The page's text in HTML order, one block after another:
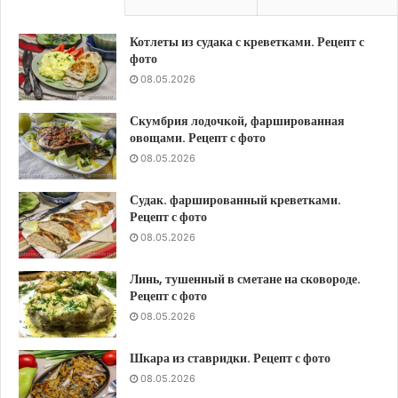
Котлеты из судака с креветками. Рецепт с
фото
08.05.2026
Скумбрия лодочкой, фаршированная
овощами. Рецепт с фото
08.05.2026
Судак. фаршированный креветками.
Рецепт с фото
08.05.2026
Линь, тушенный в сметане на сковороде.
Рецепт с фото
08.05.2026
Шкара из ставридки. Рецепт с фото
08.05.2026